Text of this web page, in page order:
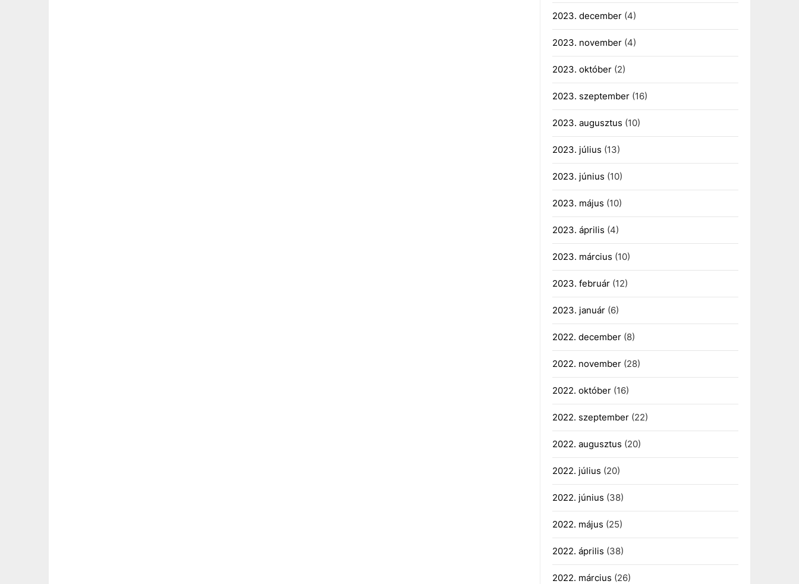
2023. december(4)
2023. november(4)
2023. október(2)
2023. szeptember(16)
2023. augusztus (10)
2023. július (13)
2023. június (10)
2023. május (10)
2023. április (4)
2023. március (10)
2023. február(12)
2023. január(6)
2022. december(8)
2022. november(28)
2022. október(16)
2022. szeptember(22)
2022. augusztus (20)
2022. július (20)
2022. június (38)
2022. május (25)
2022. április (38)
2022. március (26)